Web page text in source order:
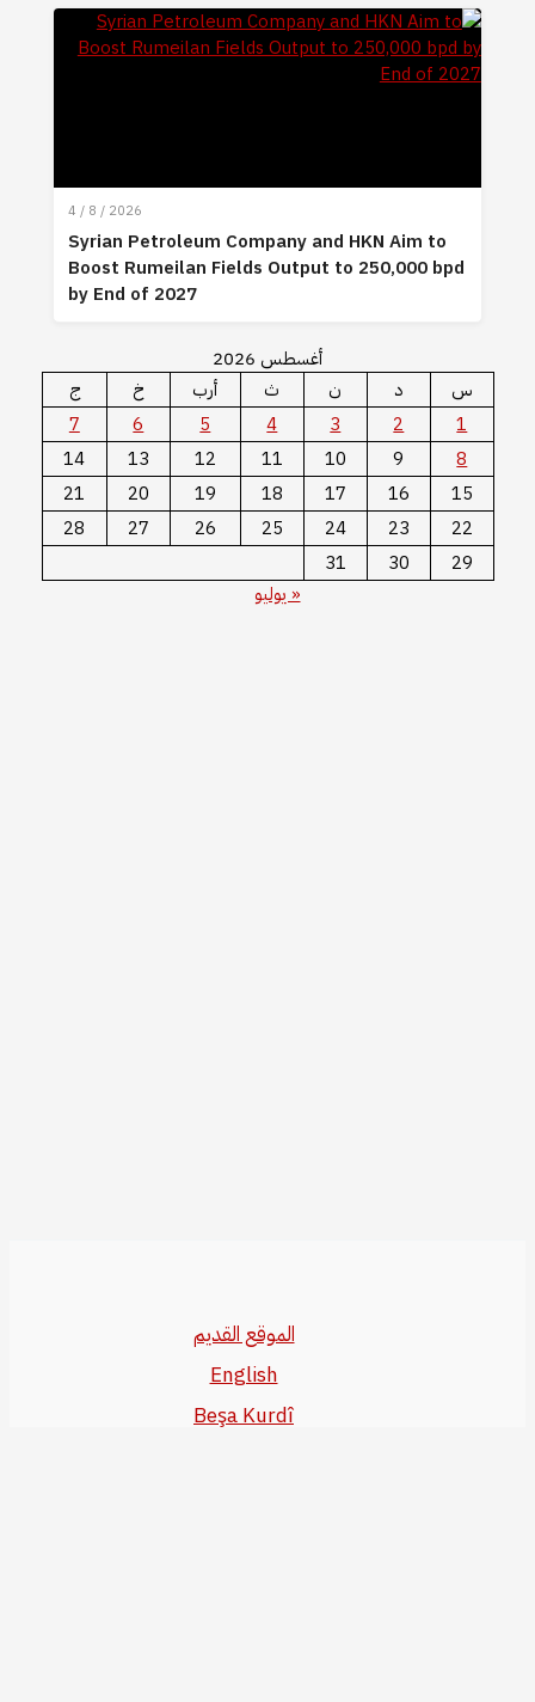
4 / 8 / 2026
Syrian Petroleum Company and HKN Aim to
Boost Rumeilan Fields Output to 250,000 bpd
by End of 2027
أغسطس 2026
س
د ن ث أرب خ
ج
1
2
3
4
5
6
7
8
9
10
11
12
13
14
15
16
17
18
19
20
21
22
23
24
25
26
27
28
29
30
31
« يوليو
الموقع القديم
English
Beşa Kurdî